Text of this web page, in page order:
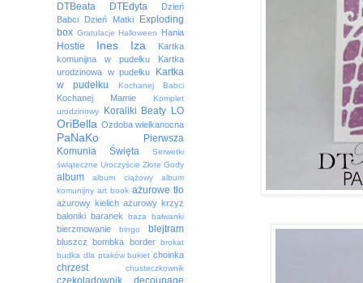
DTBeata DTEdyta
Dzień
Babci
Dzień Matki
Exploding
box Gratulacje Halloween Hania
Hostie Ines Iza
Kartka
komunijna w pudełku
Kartka
urodzinowa w pudełku
Kartka
w pudełku
Kochanej Babci
Kochanej Mamie
Komplet
urodzinowy
Koraliki Beaty LO
OriBella Ozdoba wielkanocna
PaNaKo
Pierwsza
Komunia Święta
Serwetki
świąteczne Uroczyście Złote Gody
album album ciążowy
album
komunijny art book ażurowe tło
ażurowy kielich ażurowy krzyż
baloniki baranek baza bałwanki
bierzmowanie bingo blejtram
bluszcz bombka border brokat
budka dla ptaków bukiet choinka
chrzest chusteczkownik